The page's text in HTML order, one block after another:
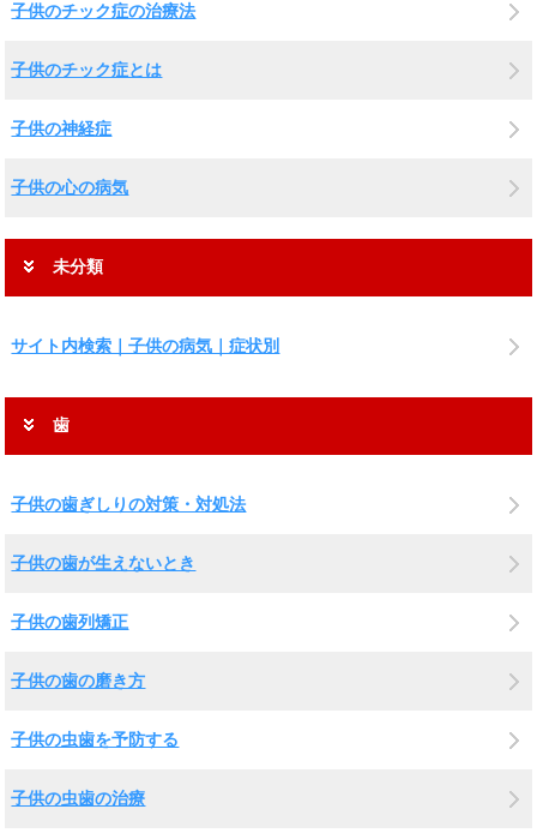
子供のチック症の治療法
子供のチック症とは
子供の神経症
子供の心の病気
未分類
サイト内検索｜子供の病気｜症状別
歯
子供の歯ぎしりの対策・対処法
子供の歯が生えないとき
子供の歯列矯正
子供の歯の磨き方
子供の虫歯を予防する
子供の虫歯の治療